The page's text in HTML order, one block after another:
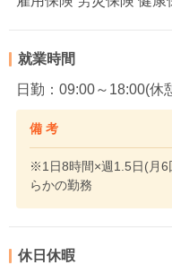
就業時間
日勤：09:00～18:00(休
備 考
※1日8時間×週1.5日(月
らかの勤務
休日休暇